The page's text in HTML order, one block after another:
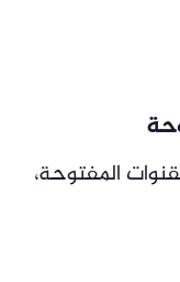
المفتوحة،